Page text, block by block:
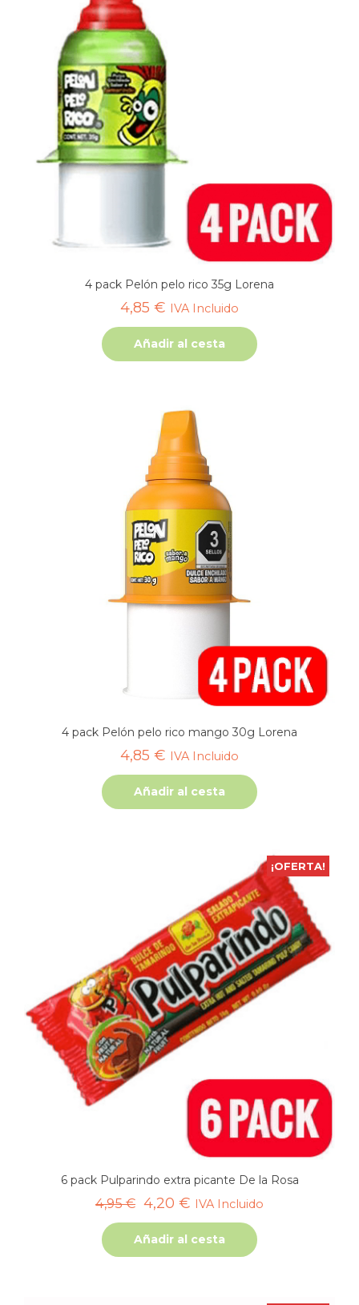
4 pack Pelón pelo rico 35g Lorena
4,85 € IVA Incluido
Añadir al cesta
4 pack Pelón pelo rico mango 30g Lorena
4,85 € IVA Incluido
Añadir al cesta
¡OFERTA!
6 pack Pulparindo extra picante De la Rosa
4,95€ El
precio
original
4,20 € El
precio
actual
IVA Incluido
Añadir al cesta